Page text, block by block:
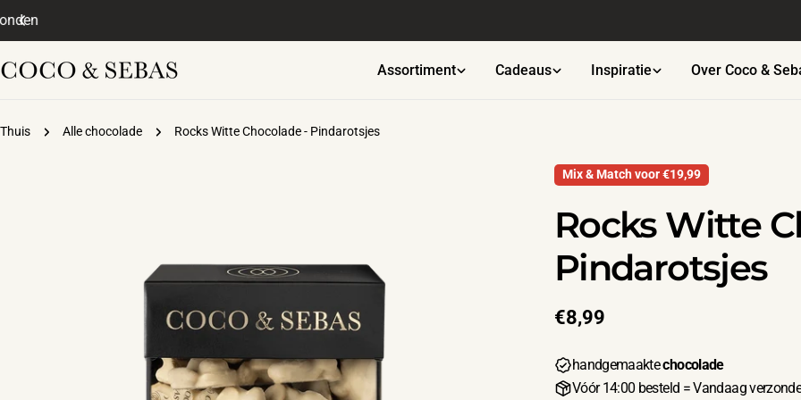
Doorgaan
Assortiment Cadeaus Inspiratie Over Coco &
Thuis Alle chocolade Rocks Witte Chocolade - Pindarotsjes
Mix & Match voor €19,99
Rocks Witte
Pindarotsjes
Normale
€8,99
handgemaaktechocolade
Vóór 14:00 besteld = Vandaag